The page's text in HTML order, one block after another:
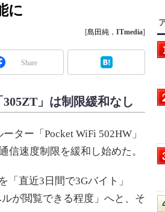
に
[島田純 ， ITmedia]
Share
」は制限緩和なし
ター「Pocket WiFi 502HW」
信速度制限を緩和し始めた。
直近3日間で3Gバイト」
が閲覧できる程度」へと、そ